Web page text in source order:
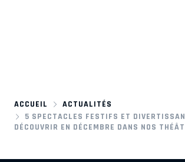
ACCUEIL
ACTUALITÉS
5 SPECTACLES FESTIFS ET
DÉCOUVRIR EN DÉCEMBRE DANS NOS